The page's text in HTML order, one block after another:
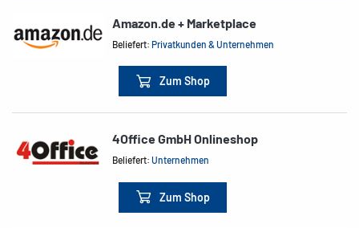
Amazon.de + Marketplace
Beliefert:Privatkunden & Unternehmen
Zum Shop
4Office GmbH Onlineshop
Beliefert:Unternehmen
Zum Shop